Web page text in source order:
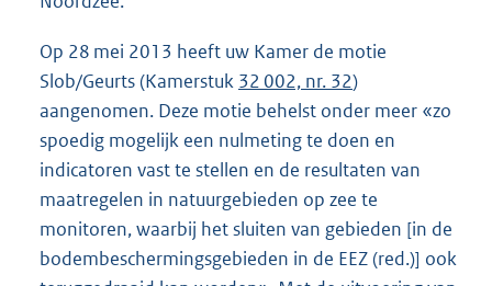
Op 28 mei 2013 heeft uw Kamer de motie
Slob/Geurts (Kamerstuk 32 002, nr. 32)
aangenomen. Deze motie behelst onder meer «zo
spoedig mogelijk een nulmeting te doen en
indicatoren vast te stellen en de resultaten van
maatregelen in natuurgebieden op zee te
monitoren, waarbij het sluiten van gebieden [in de
bodembeschermingsgebieden in de EEZ (red.)] ook